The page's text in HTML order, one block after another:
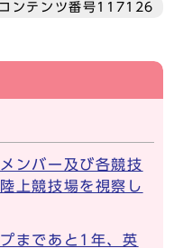
コンテンツ番号117126
ンバー及び各競技
上競技場を視察し
まであと1年、英